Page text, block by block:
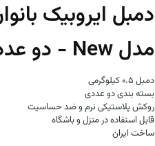
مدل New - دو عددی
دمبل 0.5 کیلوگرمی
بسته بندی دو عددی
روکش پلاستیکی نرم و ضد حساسیت
قابل استفاده در منزل و باشگاه
ساخت ایران